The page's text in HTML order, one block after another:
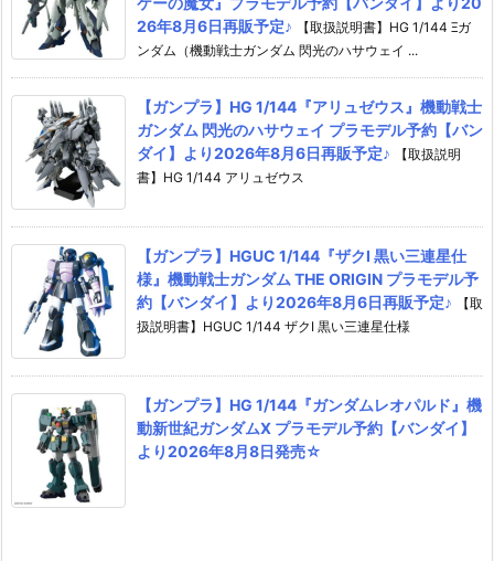
26年8月6日再販予定♪
【取扱説明書】HG 1/144 Ξガ
ンダム（機動戦士ガンダム 閃光のハサウェイ ...
【ガンプラ】HG 1/144『アリュゼウス』機動戦士
ガンダム 閃光のハサウェイ プラモデル予約【バン
ダイ】より2026年8月6日再販予定♪
【取扱説明
書】HG 1/144 アリュゼウス
【ガンプラ】HGUC 1/144『ザクI 黒い三連星仕
様』機動戦士ガンダム THE ORIGIN プラモデル予
約【バンダイ】より2026年8月6日再販予定♪
【取
扱説明書】HGUC 1/144 ザクI 黒い三連星仕様
【ガンプラ】HG 1/144『ガンダムレオパルド』機
動新世紀ガンダムX プラモデル予約【バンダイ】
より2026年8月8日発売☆